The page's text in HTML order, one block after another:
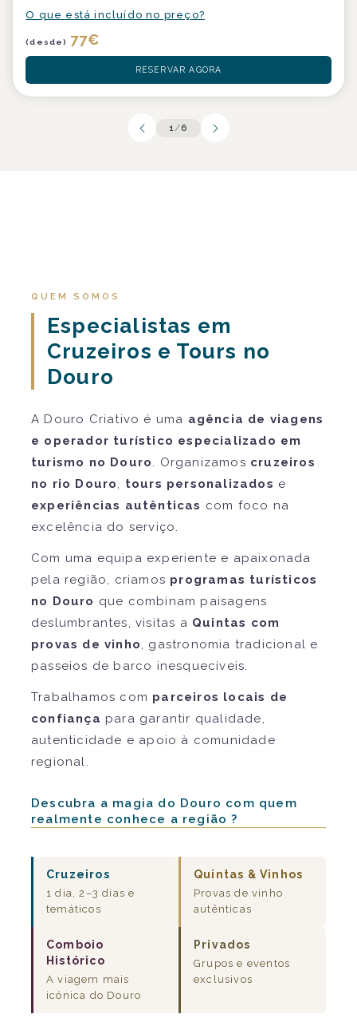
O que está incluído no preço?
(desde) 77€
RESERVAR AGORA
1/6
QUEM SOMOS
Especialistas em
Cruzeiros e Tours no
Douro
A Douro Criativo é uma agência de viagens
e operador turístico especializado em
turismo no Douro. Organizamos cruzeiros
no rio Douro, tours personalizados e
experiências autênticas com foco na
excelência do serviço.
Com uma equipa experiente e apaixonada
pela região, criamos programas turísticos
no Douro que combinam paisagens
deslumbrantes, visitas a Quintas com
provas de vinho, gastronomia tradicional e
passeios de barco inesquecíveis.
Trabalhamos com parceiros locais de
confiança para garantir qualidade,
autenticidade e apoio à comunidade
regional.
Descubra a magia do Douro com quem
realmente conhece a região ?
Cruzeiros
1 dia, 2–3 dias e
temáticos
Quintas & Vinhos
Provas de vinho
autênticas
Comboio
Histórico
A viagem mais
icónica do Douro
Privados
Grupos e eventos
exclusivos